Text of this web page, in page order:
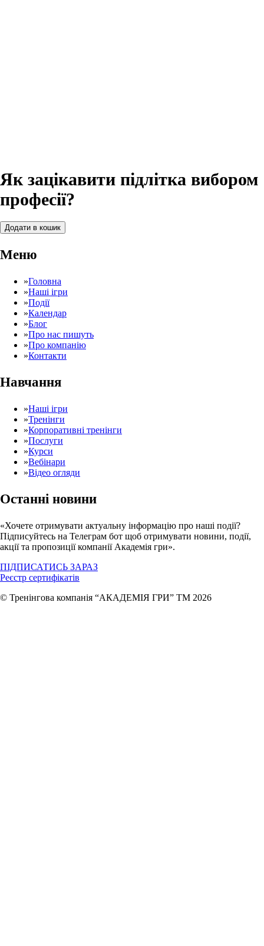
Як зацікавити підлітка вибором
професії?
Як
зацікавити
вибором
кількість
Додати в кошик
Меню
»Головна
»Наші ігри
»Події
»Календар
»Блог
»Про нас пишуть
»Про компанію
»Контакти
Навчання
»Наші ігри
»Тренінги
»Корпоративні тренінги
»Послуги
»Курси
»Вебінари
»Відео огляди
Останні новини
«Хочете отримувати актуальну інформацію про наші події?
Підписуйтесь на Телеграм бот щоб отримувати новини, події,
акції та пропозиції компанії Академія гри».
ПІДПИСАТИСЬ ЗАРАЗ
Реєстр сертифікатів
© Тренінгова компанія “АКАДЕМІЯ ГРИ” ТМ 2026